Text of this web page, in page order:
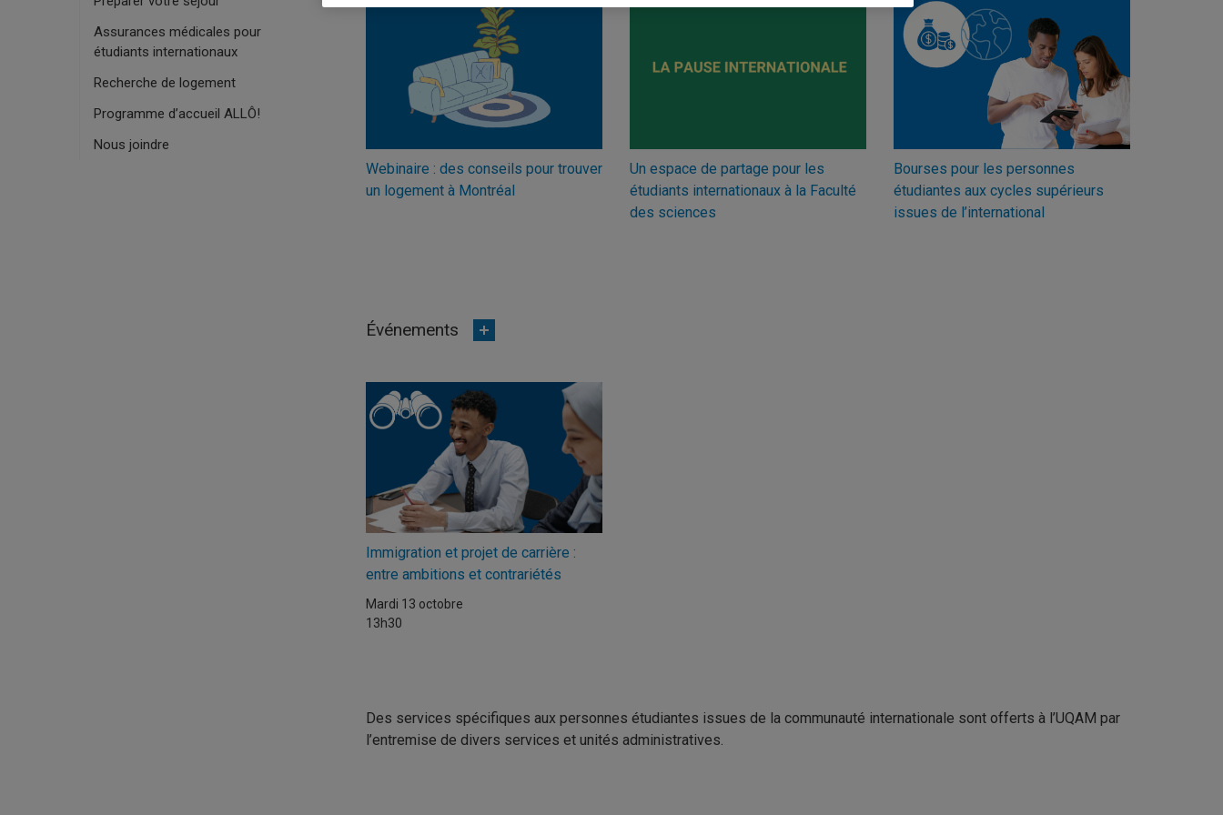
Assurances médicales pour
étudiants internationaux
Recherche de logement
Programme d’accueil ALLÔ!
Nous joindre
Webinaire : des conseils pour trouver
un logement à Montréal
Un espace de partage pour les
étudiants internationaux à la Faculté
des sciences
Bourses pour les personnes
étudiantes aux cycles supérieurs
issues de l’international
Événements
Immigration et projet de carrière :
entre ambitions et contrariétés
Mardi 13 octobre
13h30
Des services spécifiques aux personnes étudiantes issues de la communauté internationale sont offerts à l’UQAM par
l’entremise de divers services et unités administratives.